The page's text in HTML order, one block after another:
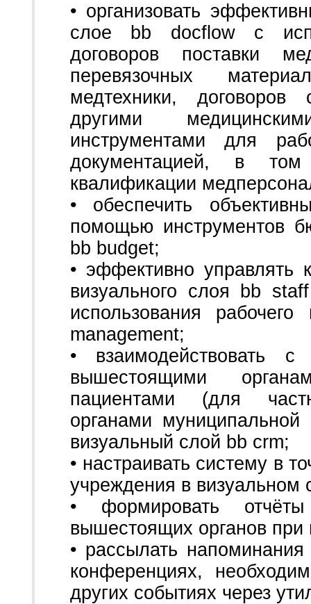
• организовать
слое bb docflow с
договоров поставки
перевязочных
медтехники,
другими
инструментами для
документацией, в
квалификации
• обеспечить
помощью инструментов
bb budget;
• эффективно
визуального слоя bb
использования
management;
• взаимодействовать
вышестоящими
пациентами (для
органами
визуальный слой bb crm;
• настраивать систему в
учреждения в визуальном
• формировать
вышестоящих органов
• рассылать
конференциях,
других событиях через